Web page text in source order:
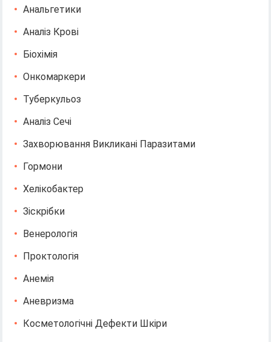
Анальгетики
Аналіз Крові
Біохімія
Онкомаркери
Туберкульоз
Аналіз Сечі
Захворювання Викликані Паразитами
Гормони
Хелікобактер
Зіскрібки
Венерологія
Проктологія
Анемія
Аневризма
Косметологічні Дефекти Шкіри